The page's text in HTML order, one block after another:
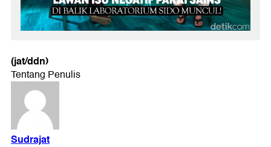
(jat/ddn)